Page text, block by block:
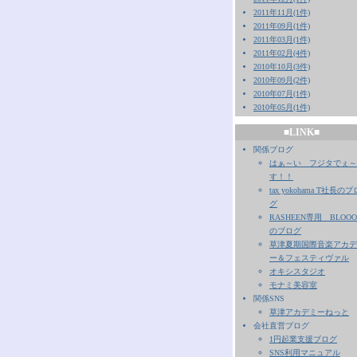
2011年11月(1件)
2011年09月(1件)
2011年03月(1件)
2011年02月(4件)
2010年10月(3件)
2010年09月(2件)
2010年07月(1件)
2010年05月(1件)
■LINK■
関係ブログ
はぁ～い フジタでぇ～
す！！
tax yokohama T社長のブ
グ
RASHEEN専用
のブログ
草津夏期国際音楽アカデ
ー＆フェスティヴァル
オキシスタジオ
モナミ美容室
関係SNS
草津アカデミーねっと
会社直営ブログ
1円起業支援ブログ
SNS利用マニュアル